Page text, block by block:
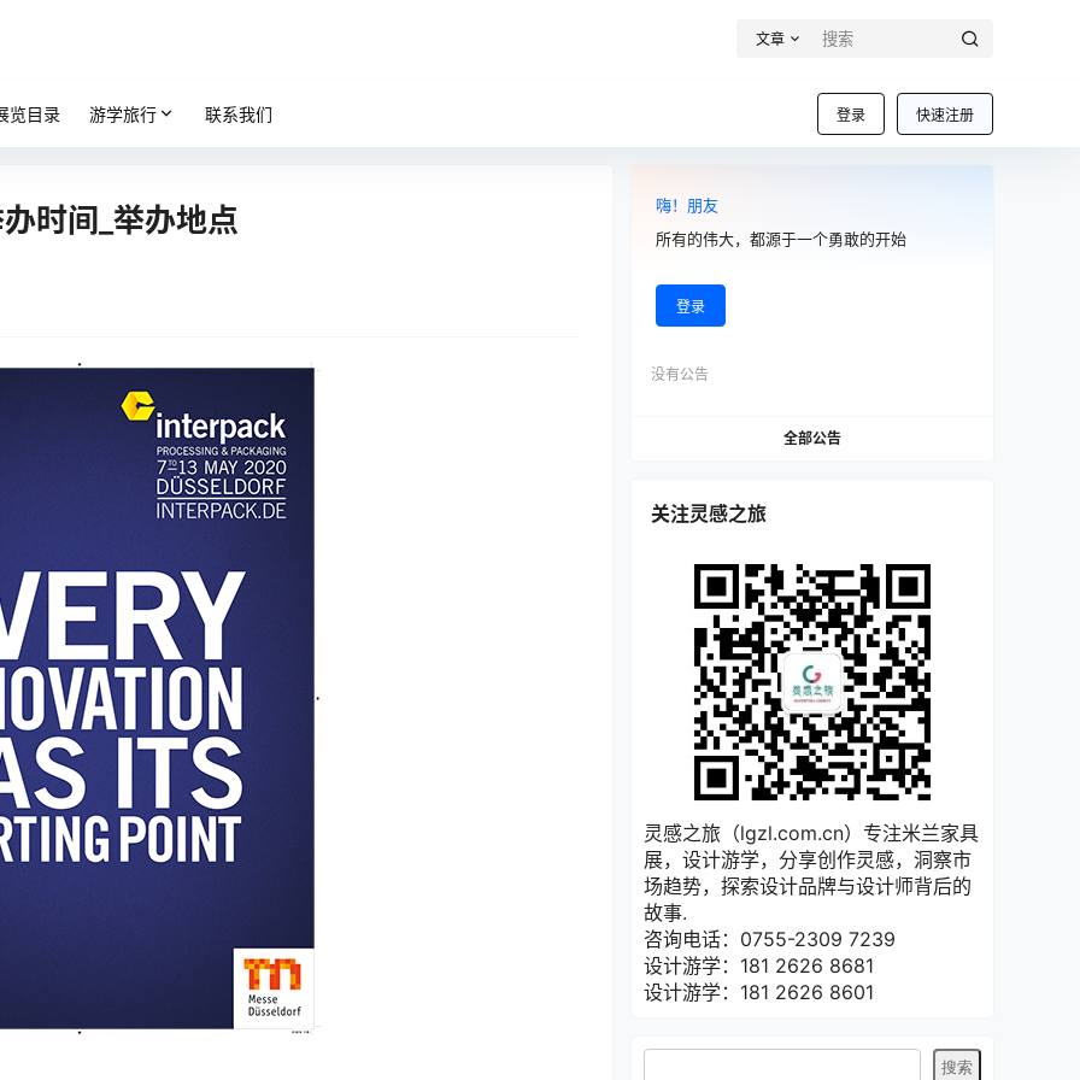
文章
登录 快速注册
览目录 游学旅行 联系我们
时间_举办地点
嗨！朋友
所有的伟大，都源于一个勇敢的开始
登录
没有公告
全部公告
关注灵感之旅
灵感之旅（lgzl.com.cn）专注米兰家具
展，设计游学，分享创作灵感，洞察市
场趋势，探索设计品牌与设计师背后的
故事.
咨询电话：0755-2309 7239
设计游学：181 2626 8681
设计游学：181 2626 8601